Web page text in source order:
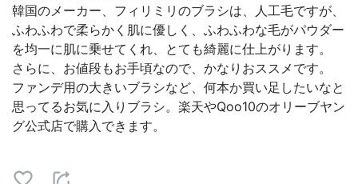
韓国のメーカー、フィリミリのブラシは、人工毛ですが、
ふわふわで柔らかく肌に優しく、ふわふわな毛がパウダー
を均一に肌に乗せてくれ、とても綺麗に仕上がります。
さらに、お値段もお手頃なので、かなりおススメです。
ファンデ用の大きいブラシなど、何本か買い足したいなと
思ってるお気に入りブラシ。楽天やQoo10のオリーブヤン
グ公式店で購入できます。